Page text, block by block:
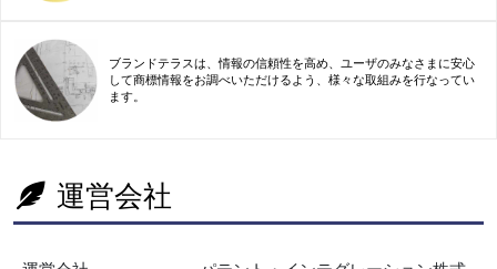
ブランドテラスは、情報の信頼性を高め、ユーザのみなさまに安心
して商標情報をお調べいただけるよう、様々な取組みを行なってい
ます。
運営会社